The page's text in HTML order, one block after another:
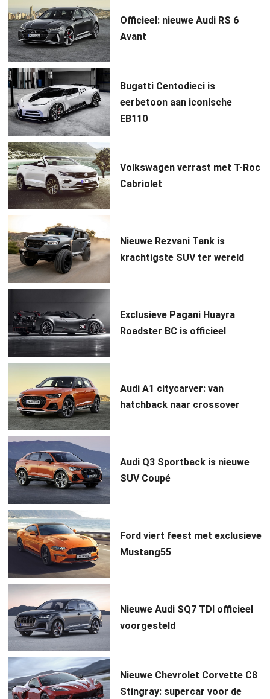
Officieel: nieuwe Audi RS 6
Avant
Bugatti Centodieci is
eerbetoon aan iconische
EB110
Volkswagen verrast met T-Roc
Cabriolet
Nieuwe Rezvani Tank is
krachtigste SUV ter wereld
Exclusieve Pagani Huayra
Roadster BC is officieel
Audi A1 citycarver: van
hatchback naar crossover
Audi Q3 Sportback is nieuwe
SUV Coupé
Ford viert feest met exclusieve
Mustang55
Nieuwe Audi SQ7 TDI officieel
voorgesteld
Nieuwe Chevrolet Corvette C8
Stingray: supercar voor de